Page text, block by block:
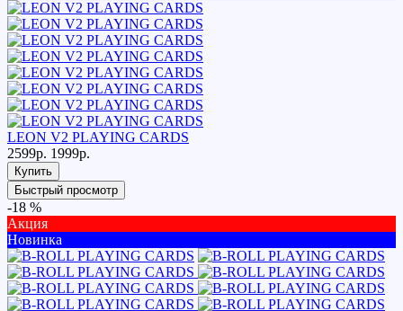
LEON V2 PLAYING CARDS
2599р. 1999р.
Купить
Быстрый просмотр
-18 %
Акция
Новинка